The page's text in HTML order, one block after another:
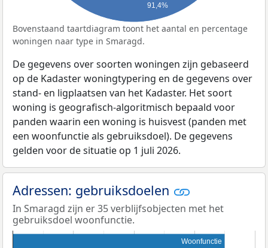
91,4%
Bovenstaand taartdiagram toont het aantal en percentage
woningen naar type in Smaragd.
De gegevens over soorten woningen zijn gebaseerd
op de Kadaster woningtypering en de gegevens over
stand- en ligplaatsen van het Kadaster. Het soort
woning is geografisch-algoritmisch bepaald voor
panden waarin een woning is huisvest (panden met
een woonfunctie als gebruiksdoel). De gegevens
gelden voor de situatie op 1 juli 2026.
Adressen: gebruiksdoelen
In Smaragd zijn er 35 verblijfsobjecten met het
gebruiksdoel woonfunctie.
Woonfunctie